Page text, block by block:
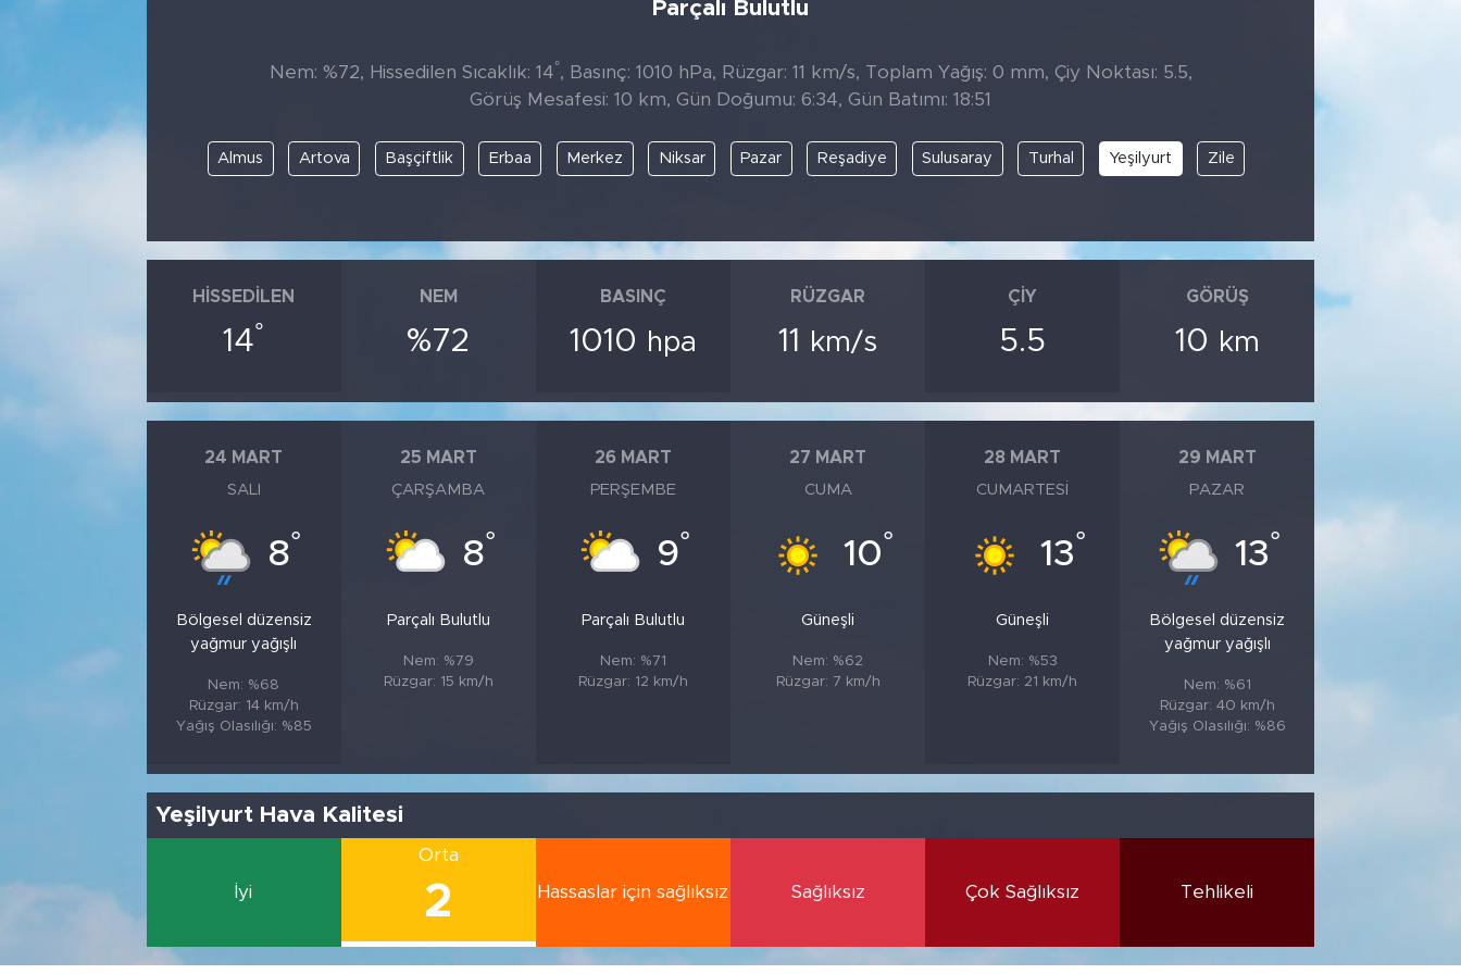
Parçalı Bulutlu
Nem: %72, Hissedilen Sıcaklık: 14°, Basınç: 1010 hPa, Rüzgar: 11 km/s, Toplam Yağış: 0 mm, Çiy Noktası: 5.5,
Görüş Mesafesi: 10 km, Gün Doğumu: 6:34, Gün Batımı: 18:51
Almus Artova Başçiftlik Erbaa Merkez Niksar Pazar Reşadiye Sulusaray Turhal Yeşilyurt Zile
HISSEDILEN
14°
NEM
%72
BASINÇ
1010 hpa
RÜZGAR
11 km/s
ÇIY
5.5
GÖRÜŞ
10 km
24 MART
SALI
8°
Bölgesel düzensiz
yağmur yağışlı
Nem: %68
Rüzgar: 14 km/h
Yağış Olasılığı: %85
25 MART
ÇARŞAMBA
8°
Parçalı Bulutlu
Nem: %79
Rüzgar: 15 km/h
26 MART
PERŞEMBE
9°
Parçalı Bulutlu
Nem: %71
Rüzgar: 12 km/h
27 MART
CUMA
10°
Güneşli
Nem: %62
Rüzgar: 7 km/h
28 MART
CUMARTESI
13°
Güneşli
Nem: %53
Rüzgar: 21 km/h
29 MART
PAZAR
13°
Bölgesel düzensiz
yağmur yağışlı
Nem: %61
Rüzgar: 40 km/h
Yağış Olasılığı: %86
Yeşilyurt Hava Kalitesi
İyi
Orta
2 Hassaslar için sağlıksız Sağlıksız Çok Sağlıksız Tehlikeli
Söyleşi
Teknoloji